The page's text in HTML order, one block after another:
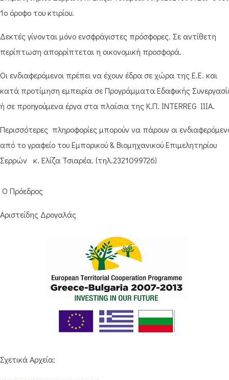
1ο όροφο του κτιρίου.
Δεκτές γίνονται μόνο ενσφράγιστες πρόσφορες. Σε αντίθετη
περίπτωση απορρίπτεται η οικονομική προσφορά.
Οι ενδιαφερόμενοι πρέπει να έχουν έδρα σε χώρα της Ε.Ε. και
κατά προτίμηση εμπειρία σε Προγράμματα Εδαφικής
ή σε προηγούμενα έργα στα πλαίσια της Κ.Π. INTERREG IIIA.
Περισσότερες πληροφορίες μπορούν να πάρουν οι
από το γραφείο του Εμπορικού & Βιομηχανικού Επιμελητηρίου
Σερρών κ. Ελίζα Τσιαρέα. (τηλ.2321099726)
Ο Πρόεδρος
Αριστείδης Δρογαλάς
Σχετικά Αρχεία: